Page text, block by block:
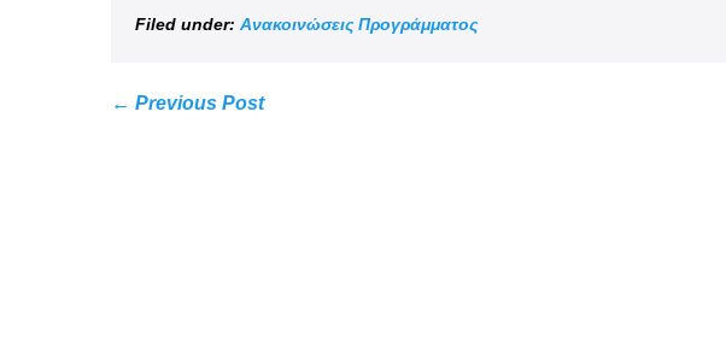
Filed under: Ανακοινώσεις Προγράμματος
← Previous Post